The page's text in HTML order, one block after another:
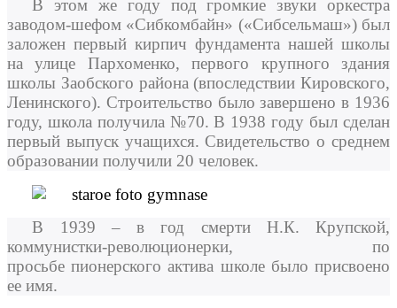
В этом же году под громкие звуки оркестра
заводом-шефом «Сибкомбайн» («Сибсельмаш») был
заложен первый кирпич фундамента нашей школы
на улице Пархоменко, первого крупного здания
школы Заобского района (впоследствии Кировского,
Ленинского). Строительство было завершено в 1936
году, школа получила №70. В 1938 году был сделан
первый выпуск учащихся. Свидетельство о среднем
образовании получили 20 человек.
В 1939 – в год смерти Н.К. Крупской,
коммунистки-революционерки, по
просьбе пионерского актива школе было присвоено
ее имя.